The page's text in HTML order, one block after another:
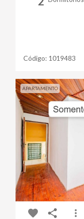
Código: 1019483
APARTAMENTO